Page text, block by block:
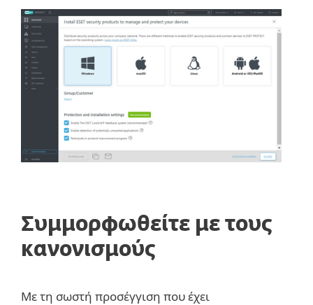
Συμμορφωθείτε με τους
κανονισμούς
Με τη σωστή προσέγγιση που έχει